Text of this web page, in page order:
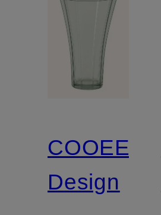
COOEE
Design